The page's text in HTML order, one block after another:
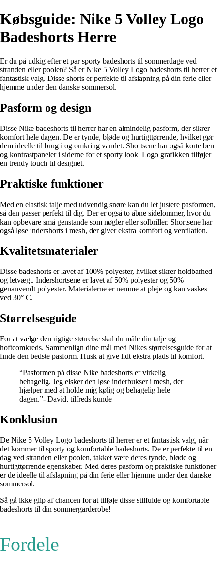
Købsguide: Nike 5 Volley Logo
Badeshorts Herre
Er du på udkig efter et par sporty badeshorts til sommerdage ved
stranden eller poolen? Så er Nike 5 Volley Logo badeshorts til herrer et
fantastisk valg. Disse shorts er perfekte til afslapning på din ferie eller
hjemme under den danske sommersol.
Pasform og design
Disse Nike badeshorts til herrer har en almindelig pasform, der sikrer
komfort hele dagen. De er tynde, bløde og hurtigttørrende, hvilket gør
dem ideelle til brug i og omkring vandet. Shortsene har også korte ben
og kontrastpaneler i siderne for et sporty look. Logo grafikken tilføjer
en trendy touch til designet.
Praktiske funktioner
Med en elastisk talje med udvendig snøre kan du let justere pasformen,
så den passer perfekt til dig. Der er også to åbne sidelommer, hvor du
kan opbevare små genstande som nøgler eller solbriller. Shortsene har
også løse indershorts i mesh, der giver ekstra komfort og ventilation.
Kvalitetsmaterialer
Disse badeshorts er lavet af 100% polyester, hvilket sikrer holdbarhed
og letvægt. Indershortsene er lavet af 50% polyester og 50%
genanvendt polyester. Materialerne er nemme at pleje og kan vaskes
ved 30° C.
Størrelsesguide
For at vælge den rigtige størrelse skal du måle din talje og
hofteomkreds. Sammenlign dine mål med Nikes størrelsesguide for at
finde den bedste pasform. Husk at give lidt ekstra plads til komfort.
“Pasformen på disse Nike badeshorts er virkelig
behagelig. Jeg elsker den løse inderbukser i mesh, der
hjælper med at holde mig kølig og behagelig hele
dagen.”- David, tilfreds kunde
Konklusion
De Nike 5 Volley Logo badeshorts til herrer er et fantastisk valg, når
det kommer til sporty og komfortable badeshorts. De er perfekte til en
dag ved stranden eller poolen, takket være deres tynde, bløde og
hurtigttørrende egenskaber. Med deres pasform og praktiske funktioner
er de ideelle til afslapning på din ferie eller hjemme under den danske
sommersol.
Så gå ikke glip af chancen for at tilføje disse stilfulde og komfortable
badeshorts til din sommergarderobe!
Fordele